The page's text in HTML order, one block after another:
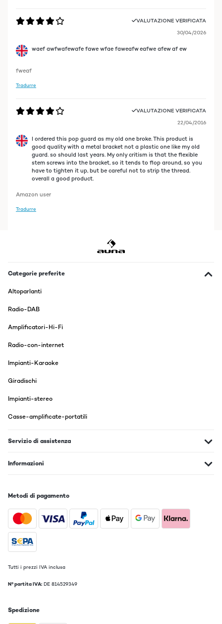
VALUTAZIONE VERIFICATA
30/04/2026
waef awfwafewafe fawe wfae faweafw eafwe afew af ew
fweaf
Tradurre
VALUTAZIONE VERIFICATA
22/04/2016
I ordered this pop guard as my old one broke. This product is
good quality with a metal bracket not a plastic one like my old
guard. so should last years. My only critism is that the flexible
stem screws into the bracket, so it tends to flop around, so you
have to tighten it up, but be careful not to strip the thread.
overall a good product.
Amazon user
Tradurre
Categorie preferite
Altoparlanti
Radio-DAB
Amplificatori-Hi-Fi
Radio-con-internet
Impianti-Karaoke
Giradischi
Impianti-stereo
Casse-amplificate-portatili
Servizio di assistenza
Informazioni
Metodi di pagamento
Tutti i prezzi IVA inclusa
N° partita IVA: DE 814529349
Spedizione